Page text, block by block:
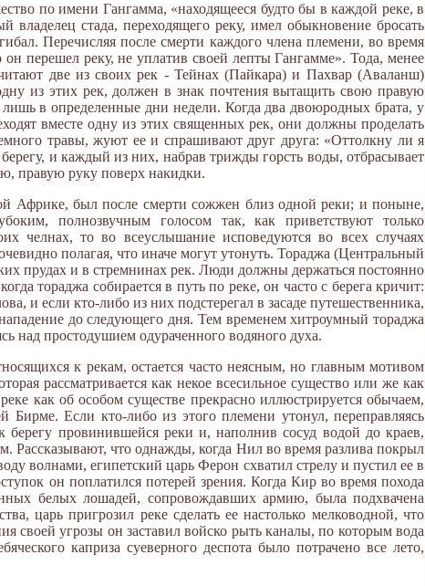
по имени Гангамма, «находящееся будто бы в каждой реке, в
стада, переходящего реку, имел обыкновение бросать
Перечисляя после смерти каждого члена племени, во время
перешел реку, не уплатив своей лепты Гангамме». Тода, менее
две из своих рек - Тейнах (Пайкара) и Пахвар (Аваланш)
из этих рек, должен в знак почтения вытащить свою правую
в определенные дни недели. Когда два двоюродных брата, у
вместе одну из этих священных рек, они должны проделать
травы, жуют ее и спрашивают друг друга: «Оттолкну ли я
и каждый из них, набрав трижды горсть воды, отбрасывает
правую руку поверх накидки.
Африке, был после смерти сожжен близ одной реки; и поныне,
полнозвучным голосом так, как приветствуют только
челнах, то во всеуслышание исповедуются во всех случаях
полагая, что иначе могут утонуть. Тораджа (Центральный
прудах и в стремнинах рек. Люди должны держаться постоянно
тораджа собирается в путь по реке, он часто с берега кричит:
и если кто-либо из них подстерегал в засаде путешественника,
до следующего дня. Тем временем хитроумный тораджа
над простодушием одураченного водяного духа.
к рекам, остается часто неясным, но главным мотивом
рассматривается как некое всесильное существо или же как
как об особом существе прекрасно иллюстрируется обычаем,
Если кто-либо из этого племени утонул, переправляясь
берегу провинившейся реки и, наполнив сосуд водой до краев,
Рассказывают, что однажды, когда Нил во время разлива покрыл
волнами, египетский царь Ферон схватил стрелу и пустил ее в
он поплатился потерей зрения. Когда Кир во время похода
белых лошадей, сопровождавших армию, была подхвачена
царь пригрозил реке сделать ее настолько мелководной, что
своей угрозы он заставил войско рыть каналы, по которым вода
каприза суеверного деспота было потрачено все лето,